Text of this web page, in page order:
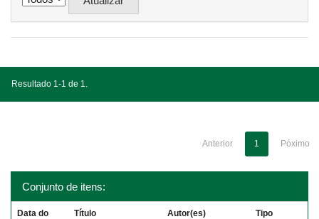
Resultado 1-1 de 1.
Anterior 1 Póximo
Conjunto de itens:
Data do
Título Autor(es) Tipo